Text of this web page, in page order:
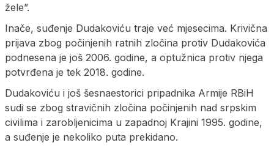
žele”.
Inače, suđenje Dudakoviću traje već mjesecima. Krivična
prijava zbog počinjenih ratnih zločina protiv Dudakovića
podnesena je još 2006. godine, a optužnica protiv njega
potvrđena je tek 2018. godine.
Dudakoviću i još šesnaestorici pripadnika Armije RBiH
sudi se zbog stravičnih zločina počinjenih nad srpskim
civilima i zarobljenicima u zapadnoj Krajini 1995. godine,
a suđenje je nekoliko puta prekidano.